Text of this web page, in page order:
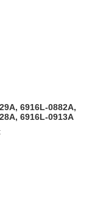
6916L-0882A,
6916L-0913A